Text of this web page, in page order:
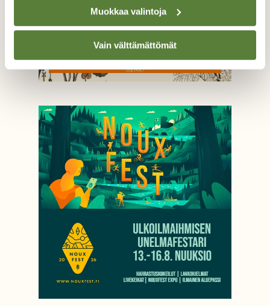
Muokkaa valintoja
Vain välttämättömät